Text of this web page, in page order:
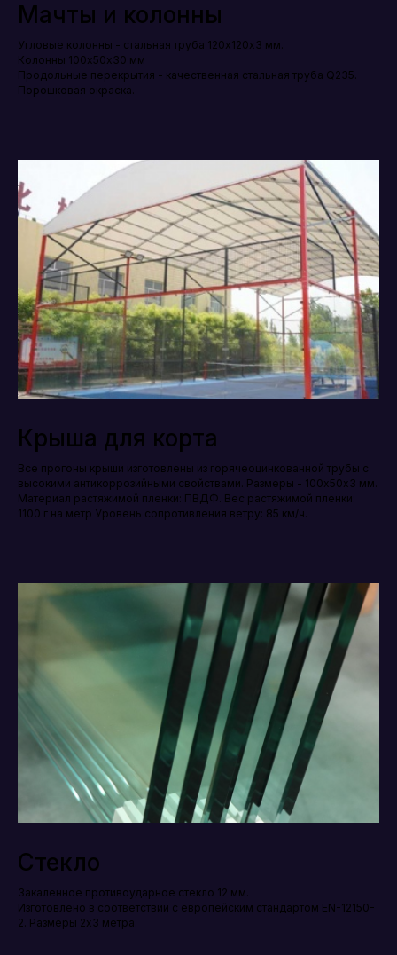
Мачты и колонны
Угловые колонны - стальная труба 120х120х3 мм.
Колонны 100х50х30 мм
Продольные перекрытия - качественная стальная труба Q235.
Порошковая окраска.
Крыша для корта
Все прогоны крыши изготовлены из горячеоцинкованной трубы с
высокими антикоррозийными свойствами. Размеры - 100х50х3 мм.
Материал растяжимой пленки: ПВДФ. Вес растяжимой пленки:
1100 г на метр Уровень сопротивления ветру: 85 км/ч.
Стекло
Закаленное противоударное стекло 12 мм.
Изготовлено в соответствии с европейским стандартом EN-12150-
2. Размеры 2х3 метра.